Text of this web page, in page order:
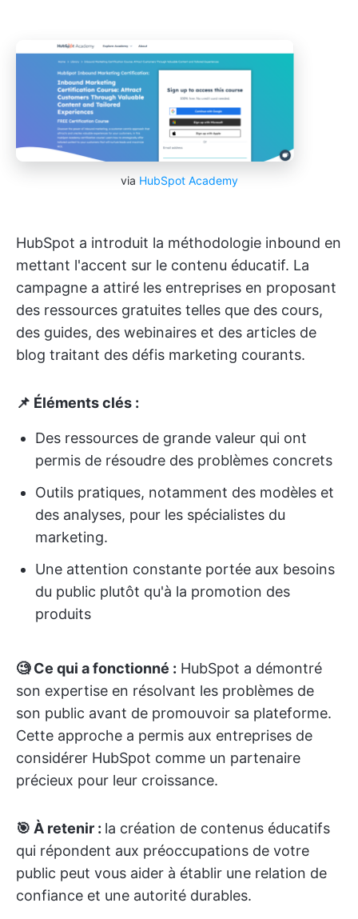
via HubSpot Academy
HubSpot a introduit la méthodologie inbound en
mettant l'accent sur le contenu éducatif. La
campagne a attiré les entreprises en proposant
des ressources gratuites telles que des cours,
des guides, des webinaires et des articles de
blog traitant des défis marketing courants.
📌 Éléments clés :
Des ressources de grande valeur qui ont
permis de résoudre des problèmes concrets
Outils pratiques, notamment des modèles et
des analyses, pour les spécialistes du
marketing.
Une attention constante portée aux besoins
du public plutôt qu'à la promotion des
produits
🧐 Ce qui a fonctionné : HubSpot a démontré
son expertise en résolvant les problèmes de
son public avant de promouvoir sa plateforme.
Cette approche a permis aux entreprises de
considérer HubSpot comme un partenaire
précieux pour leur croissance.
🎯 À retenir : la création de contenus éducatifs
qui répondent aux préoccupations de votre
public peut vous aider à établir une relation de
confiance et une autorité durables.